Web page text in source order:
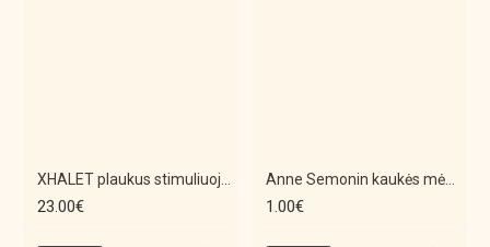
23.00€
Anne Semonin kaukės mėginukai
1.00€